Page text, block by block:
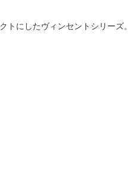
にしたヴィンセントシリーズ。